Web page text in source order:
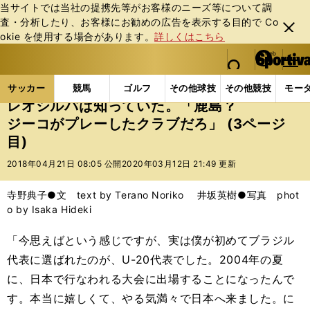
当サイトでは当社の提携先等がお客様のニーズ等について調
査・分析したり、お客様にお勧めの広告を表⽰する⽬的で Co
okie を使⽤する場合があります。詳しくはこちら
閉じ
る
web Sportiva (webスポルティーバ)
検索
マイペ
ー
ジ
メニュ
サッカー 競馬 ゴルフ その他球技 その他競技 モー
ス
ポ
ル
テ
ー
バ
サッカーの記事一覧 Jリーグ他 Jリーグ レオシ
レオシルバは知っていた。「鹿島？
ジーコがプレーしたクラブだろ」 (3ページ
目)
2018年04月21日 08:05 公開 2020年03月12日 21:49 更新
寺野典子●文 text by Terano Noriko 井坂英樹●写真 phot
o by Isaka Hideki
「今思えばという感じですが、実は僕が初めてブラジル
代表に選ばれたのが、U-20代表でした。2004年の夏
に、日本で行なわれる大会に出場することになったんで
す。本当に嬉しくて、やる気満々で日本へ来ました。に